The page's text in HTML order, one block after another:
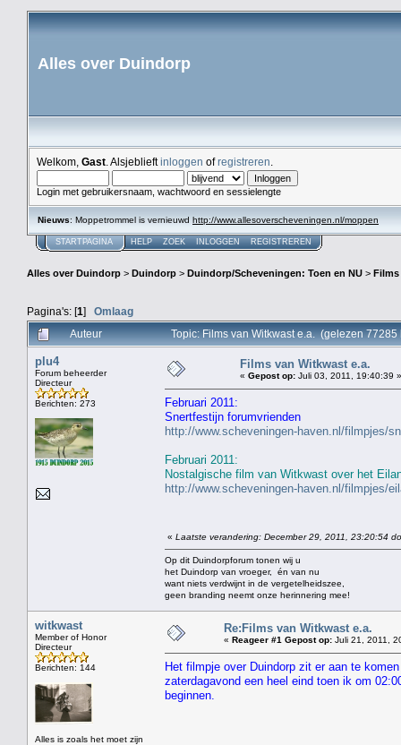
Alles over Duindorp
Welkom, Gast . Alsjeblieftinloggen ofregistreren
Login met gebruikersnaam, wachtwoord en sessielengte
Nieuws: Moppetrommel is vernieuwd http://www.allesoverscheveningen.nl/moppen
STARTPAGINA HELP ZOEK INLOGGEN REGISTREREN
Alles over Duindorp > Duindorp > Duindorp/Scheveningen: Toen en NU >
Pagina's: [1] Omlaag
Auteur
Topic: Films van Witkwast e.a. (gelezen 77285
plu4
Forum beheerder
Directeur
Berichten: 273
Films van Witkwast e.a.
« Gepost op: Juli 03, 2011, 19:40:39 »
Februari 2011:
Snertfestijn forumvrienden
http://www.scheveningen-haven.nl/filmpjes/
Februari 2011:
Nostalgische film van Witkwast over het
http://www.scheveningen-haven.nl/filmpjes/
« Laatste verandering: December 29, 2011, 23:20:54
Op dit Duindorpforum tonen wij u
het Duindorp van vroeger, én van nu
want niets verdwijnt in de vergetelheidszee,
geen branding neemt onze herinnering mee!
witkwast
Member of Honor
Directeur
Berichten: 144
Alles is zoals het moet zijn
Re:Films van Witkwast e.a.
« Reageer #1 Gepost op: Juli 21, 2011,
Het filmpje over Duindorp zit er aan te
zaterdagavond een heel eind toen ik om
beginnen.